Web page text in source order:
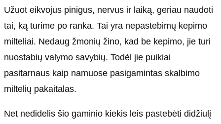
Užuot eikvojus pinigus, nervus ir laiką, geriau naudoti
tai, ką turime po ranka. Tai yra nepastebimų kepimo
milteliai. Nedaug žmonių žino, kad be kepimo, jie turi
nuostabių valymo savybių. Todėl jie puikiai
pasitarnaus kaip namuose pasigamintas skalbimo
miltelių pakaitalas.
Net nedidelis šio gaminio kiekis leis pastebėti didžiulį